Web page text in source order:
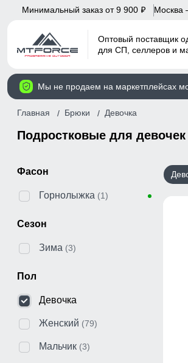
Минимальный заказ от 9 900 p Москва
Оптовый поставщик
для СП, селлеров и
Мы не продаем на маркетплейсах
Главная Брюки Девочка
Подростковые для
Фасон
Горнолыжка (1)
Сезон
Зима (3)
Пол
Девочка
Женский (79)
Мальчик (3)